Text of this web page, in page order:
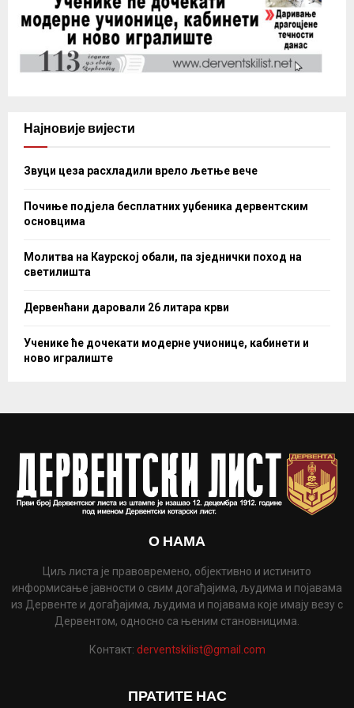
Најновије вијести
Звуци цеза расхладили врело љетње вече
Почиње подјела бесплатних уџбеника дервентским
основцима
Молитва на Каурској обали, па зједнички поход на
светилишта
Дервенћани даровали 26 литара крви
Ученике ће дочекати модерне учионице, кабинети и
ново игралиште
О НАМА
Циљ листа је правовремено, објективно и истинито
информисање јавности о свим догађајима, људима и појавама
из Дервенте и догађајима, људима и појавама које имају везу с
Дервентом, односно са њеним становницима.
Контакт: derventskilist@gmail.com
ПРАТИТЕ НАС